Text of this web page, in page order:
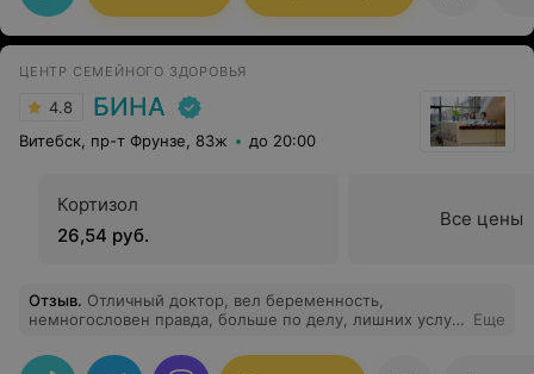
ЦЕНТР СЕМЕЙНОГО ЗДОРОВЬЯ
4.8 БИНА
Витебск, пр-т Фрунзе, 83ж до 20:00
Кортизол
26,54 руб.
Все цены
Отзыв. Отличный доктор, вел беременность,
немногословен правда, больше по делу, лишних услуг
Еще